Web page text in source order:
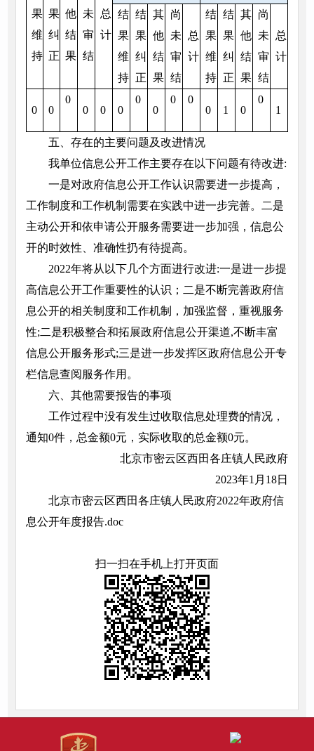
果
维
持
果
纠
正
他
结
果
未
审
结
总
计
结
果
维
持
结
果
纠
正
其
他
结
果
尚
未
审
结
总
计
结
果
维
持
结
果
纠
正
其
他
结
果
尚
未
审
结
总
计
0 0
0
0
0 0
0
0
0
0
0
1 0
0
1
五、存在的主要问题及改进情况
我单位信息公开工作主要存在以下问题有待改进:
一是对政府信息公开工作认识需要进一步提高，
工作制度和工作机制需要在实践中进一步完善。二是
主动公开和依申请公开服务需要进一步加强，信息公
开的时效性、准确性扔有待提高。
2022年将从以下几个方面进行改进:一是进一步提
高信息公开工作重要性的认识；二是不断完善政府信
息公开的相关制度和工作机制，加强监督，重视服务
性;二是积极整合和拓展政府信息公开渠道,不断丰富
信息公开服务形式;三是进一步发挥区政府信息公开专
栏信息查阅服务作用。
六、其他需要报告的事项
工作过程中没有发生过收取信息处理费的情况，
通知0件，总金额0元，实际收取的总金额0元。
北京市密云区西田各庄镇人民政府
2023年1月18日
北京市密云区西田各庄镇人民政府2022年政府信
息公开年度报告.doc
扫一扫在手机上打开页面